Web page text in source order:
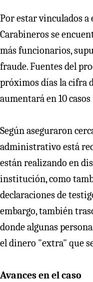
Por estar vinculados
Carabineros se
más funcionarios,
fraude. Fuentes del
próximos días la cifra
aumentará en 10 casos
Según aseguraron
administrativo está
están realizando en
institución, como
declaraciones de
embargo, también
donde algunas
el dinero "extra" que
Avances en el caso